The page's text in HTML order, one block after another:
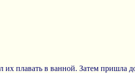
плавать в ванной. Затем пришла